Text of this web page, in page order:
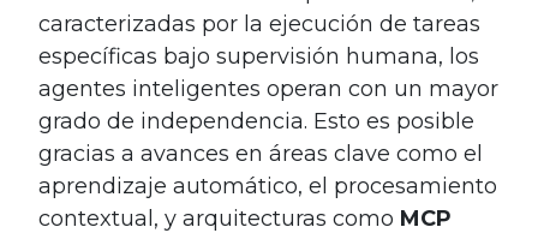
caracterizadas por la ejecución de tareas
específicas bajo supervisión humana, los
agentes inteligentes operan con un mayor
grado de independencia. Esto es posible
gracias a avances en áreas clave como el
aprendizaje automático, el procesamiento
contextual, y arquitecturas como MCP